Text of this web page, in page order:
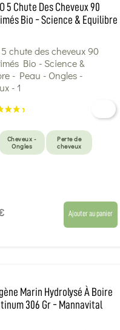
5 Chute Des Cheveux 90
Bio - Science & Equilibre
Cheveux -
Ongles
Perte de
cheveux
Ajouter au panier
Marin Hydrolysé À Boire
306 Gr - Mannavital